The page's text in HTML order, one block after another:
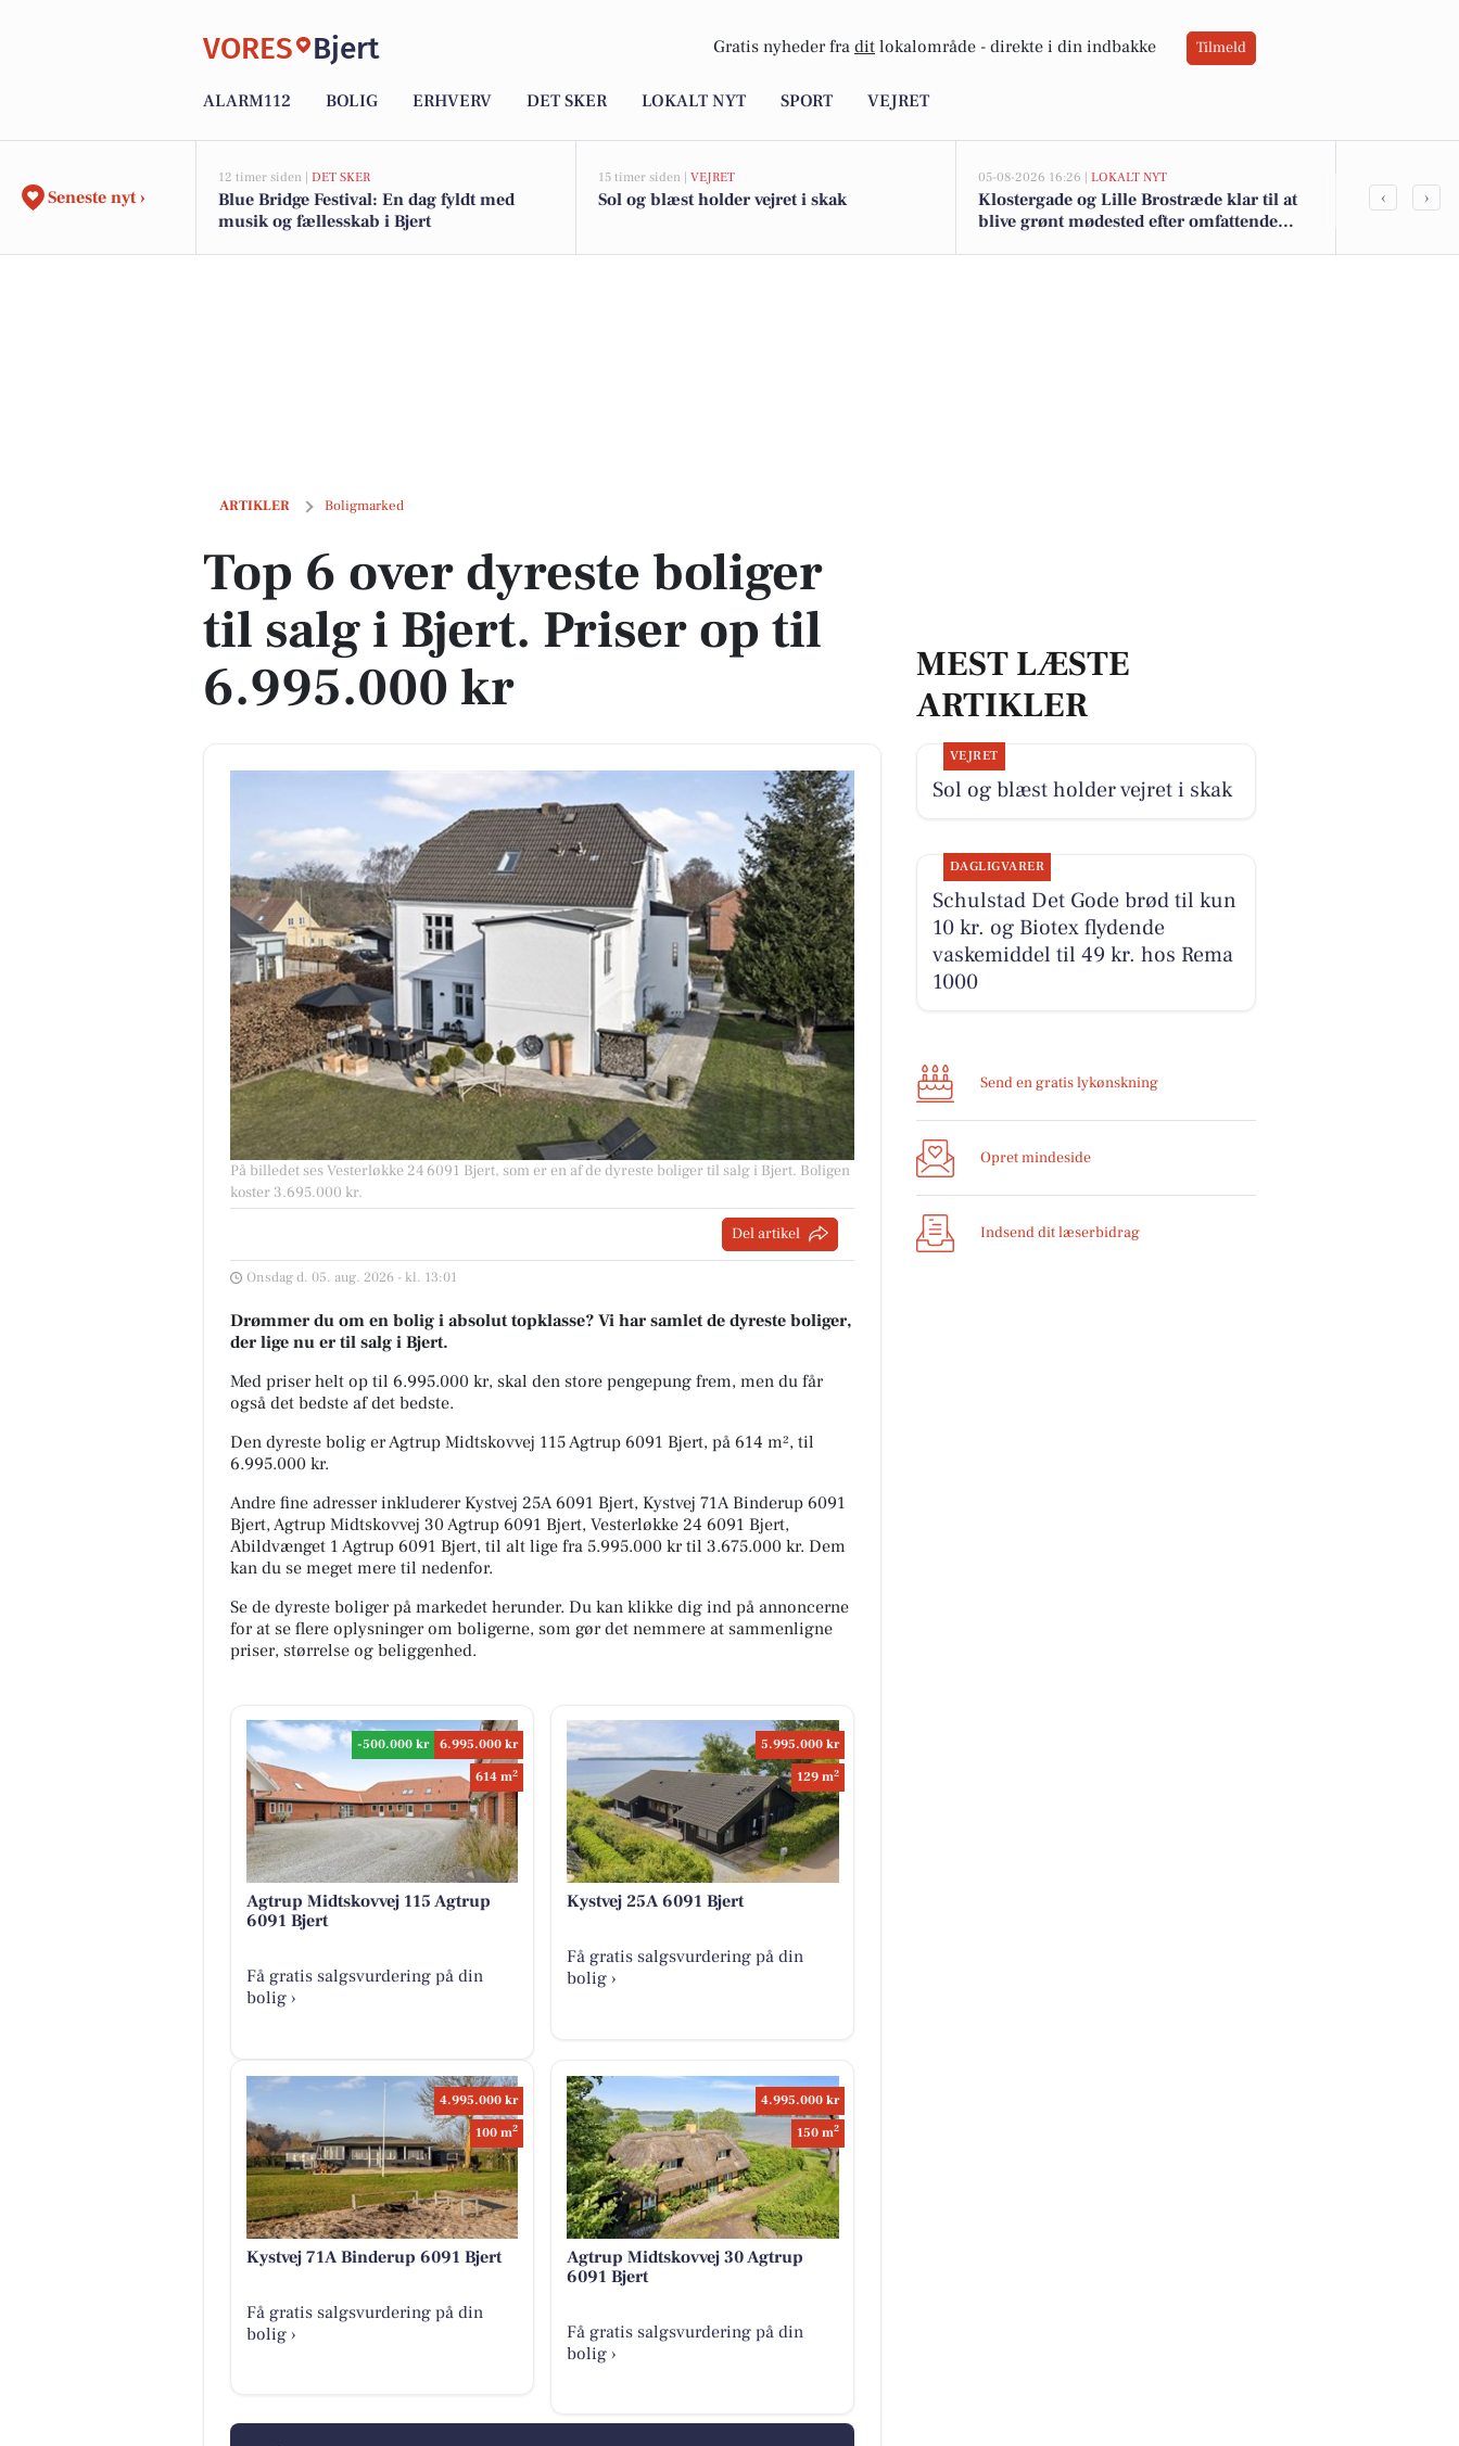
VORES Bjert Gratis nyheder fra dit lokalområde - direkte i din indbakke Tilmeld
ALARM112 BOLIG ERHVERV DET SKER LOKALT NYT SPORT VEJRET
Seneste nyt ›
12 timer siden | DET SKER
Blue Bridge Festival: En dag fyldt med
musik og fællesskab i Bjert
15 timer siden | VEJRET
Sol og blæst holder vejret i skak
05-08-2026 16:26 | LOKALT NYT
Klostergade og Lille Brostræde klar til at
blive grønt mødested efter omfattende
Top 6 over
‹ ›
ARTIKLER Boligmarked
Top 6 over dyreste boliger til salg i Bjert. Priser op til 6.995.000 kr
Top 6 over dyreste boliger
til salg i Bjert. Priser op til
6.995.000 kr
På billedet ses Vesterløkke 24 6091 Bjert, som er en af de dyreste boliger til salg i Bjert. Boligen
koster 3.695.000 kr.
Del artikel
Onsdag d. 05. aug. 2026 - kl. 13:01
Drømmer du om en bolig i absolut topklasse? Vi har samlet de dyreste boliger,
der lige nu er til salg i Bjert.
Med priser helt op til 6.995.000 kr, skal den store pengepung frem, men du får
også det bedste af det bedste.
Den dyreste bolig er Agtrup Midtskovvej 115 Agtrup 6091 Bjert, på 614 m², til
6.995.000 kr.
Andre fine adresser inkluderer Kystvej 25A 6091 Bjert, Kystvej 71A Binderup 6091
Bjert, Agtrup Midtskovvej 30 Agtrup 6091 Bjert, Vesterløkke 24 6091 Bjert,
Abildvænget 1 Agtrup 6091 Bjert, til alt lige fra 5.995.000 kr til 3.675.000 kr. Dem
kan du se meget mere til nedenfor.
Se de dyreste boliger på markedet herunder. Du kan klikke dig ind på annoncerne
for at se flere oplysninger om boligerne, som gør det nemmere at sammenligne
priser, størrelse og beliggenhed.
-500.000 kr
6.995.000 kr
614 m2
Agtrup Midtskovvej 115 Agtrup
6091 Bjert
Få gratis salgsvurdering på din
bolig ›
5.995.000 kr
129 m2
Kystvej 25A 6091 Bjert
Få gratis salgsvurdering på din
bolig ›
4.995.000 kr
100 m2
Kystvej 71A Binderup 6091 Bjert
Få gratis salgsvurdering på din
bolig ›
4.995.000 kr
150 m2
Agtrup Midtskovvej 30 Agtrup
6091 Bjert
Få gratis salgsvurdering på din
bolig ›
MEST LÆSTE
ARTIKLER
VEJRET
Sol og blæst holder vejret i skak
DAGLIGVARER
Schulstad Det Gode brød til kun
10 kr. og Biotex flydende
vaskemiddel til 49 kr. hos Rema
1000
Send en gratis lykønskning
Opret mindeside
Indsend dit læserbidrag